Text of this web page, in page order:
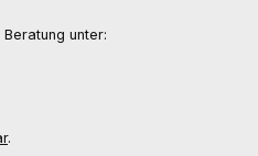
unter:
.